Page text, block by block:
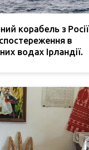
корабель з Росії
в
водах Ірландії.